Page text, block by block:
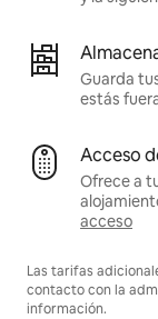
Guarda
estás
Acceso
Ofrece a
acceso
Las tarifas
contacto con la
información.